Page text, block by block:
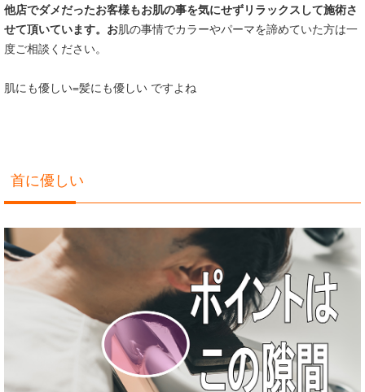
他店でダメだったお客様もお肌の事を気にせずリラックスして施術さ
せて頂いています。お肌の事情でカラーやパーマを諦めていた方は一
度ご相談ください。
肌にも優しい=髪にも優しい ですよね
首に優しい